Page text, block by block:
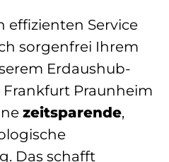
effizienten Service
sorgenfrei Ihrem
Erdaushub-
Praunheim
zeitsparende,
Das schafft